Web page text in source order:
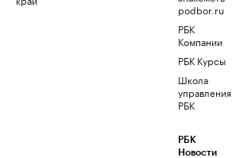
podbor.ru
РБК
Компании
РБК Курсы
Школа
управления
РБК
РБК
Новости